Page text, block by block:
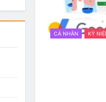
CÁ NHÂN KỶ